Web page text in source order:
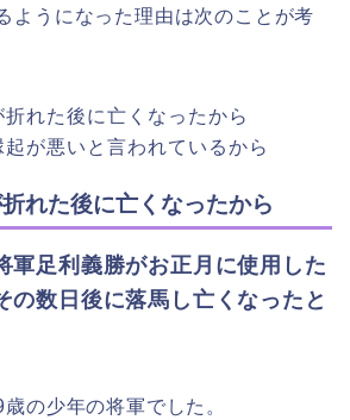
ようになった理由は次のことが考
れた後に亡くなったから
が悪いと言われているから
れた後に亡くなったから
軍足利義勝がお正月に使用した
の数日後に落馬し亡くなったと
の少年の将軍でした。